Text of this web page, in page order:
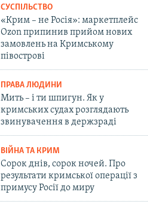
СУСПІЛЬСТВО
«Крим – не Росія»: маркетплейс
Ozon припинив прийом нових
замовлень на Кримському
півострові
ПРАВА ЛЮДИНИ
Мить – і ти шпигун. Як у
кримських судах розглядають
звинувачення в держзраді
ВІЙНА ТА КРИМ
Сорок днів, сорок ночей. Про
результати кримської операції з
примусу Росії до миру